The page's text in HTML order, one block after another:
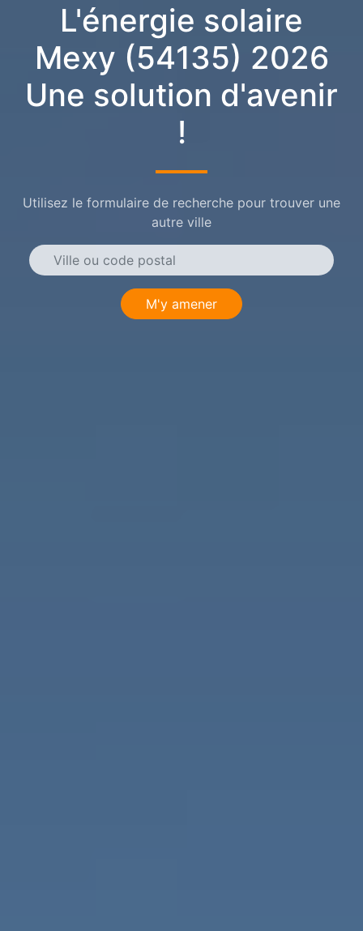
L'énergie solaire
Mexy (54135) 2026
Une solution d'avenir
!
Utilisez le formulaire de recherche pour trouver une
autre ville
M'y amener